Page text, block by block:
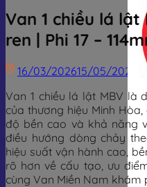
Van 1 chiều lá lật
ren | Phi 17 –
16/03/202615/05/2026
Van 1 chiều lá lật MBV là
của thương hiệu Minh
độ bền cao và khả năng
điều hướng dòng chảy
hiệu suất vận hành cao,
rõ hơn về cấu tạo, ưu
cùng Van Miền Nam khám